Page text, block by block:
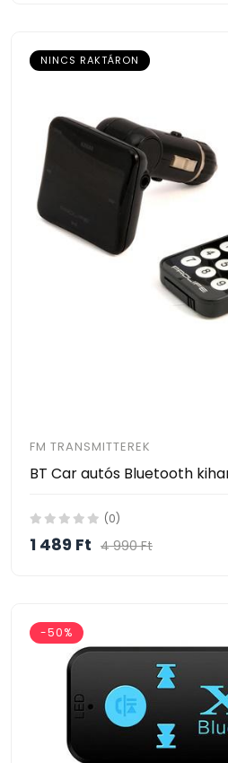
NINCS RAKTÁRON
FM TRANSMITTEREK
(0)
1 489 Ft 4 990 Ft
-50%